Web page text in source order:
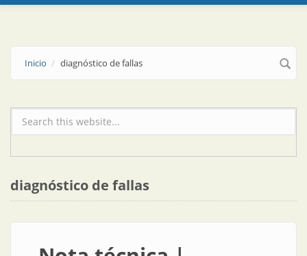
Inicio diagnóstico de fallas
Formulario de búsqueda
diagnóstico de fallas